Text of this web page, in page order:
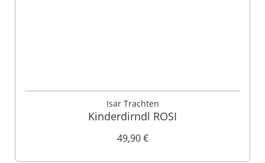
Isar Trachten
Kinderdirndl ROSI
49,90 €